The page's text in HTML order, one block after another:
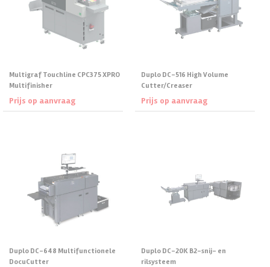
Bij de verschillende machines staat omschreven voor welke taken
ze geconstrueerd zijn.
Multigraf Touchline CPC375 XPRO
Multifinisher
Prijs op aanvraag
Duplo DC-516 High Volume
Cutter/Creaser
Prijs op aanvraag
Duplo DC-648 Multifunctionele
DocuCutter
Duplo DC-20K B2-snij- en
rilsysteem